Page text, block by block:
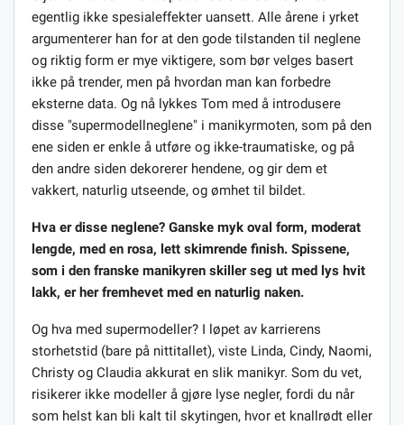
egentlig ikke spesialeffekter uansett. Alle årene i yrket
argumenterer han for at den gode tilstanden til neglene
og riktig form er mye viktigere, som bør velges basert
ikke på trender, men på hvordan man kan forbedre
eksterne data. Og nå lykkes Tom med å introdusere
disse "supermodellneglene" i manikyrmoten, som på den
ene siden er enkle å utføre og ikke-traumatiske, og på
den andre siden dekorerer hendene, og gir dem et
vakkert, naturlig utseende, og ømhet til bildet.
Hva er disse neglene? Ganske myk oval form, moderat
lengde, med en rosa, lett skimrende finish. Spissene,
som i den franske manikyren skiller seg ut med lys hvit
lakk, er her fremhevet med en naturlig naken.
Og hva med supermodeller? I løpet av karrierens
storhetstid (bare på nittitallet), viste Linda, Cindy, Naomi,
Christy og Claudia akkurat en slik manikyr. Som du vet,
risikerer ikke modeller å gjøre lyse negler, fordi du når
som helst kan bli kalt til skytingen, hvor et knallrødt eller